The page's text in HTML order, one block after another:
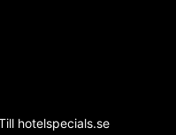
hotelspecials.se